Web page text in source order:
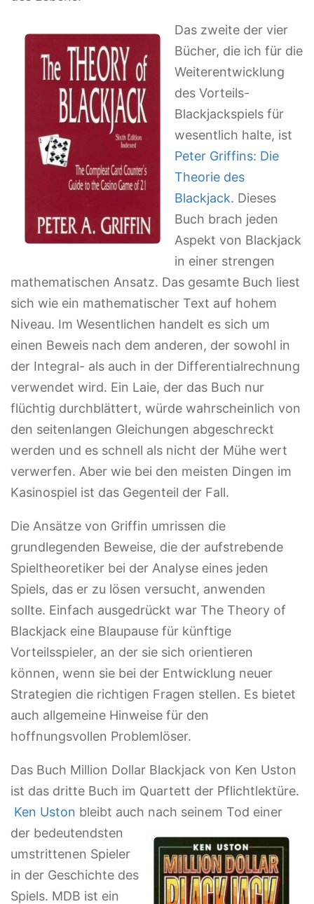
Das zweite der vier
Bücher, die ich für die
Weiterentwicklung
des Vorteils-
Blackjackspiels für
wesentlich halte, ist
Peter Griffins: Die
Theorie des
Blackjack. Dieses
Buch brach jeden
Aspekt von Blackjack
in einer strengen
mathematischen Ansatz. Das gesamte Buch liest
sich wie ein mathematischer Text auf hohem
Niveau. Im Wesentlichen handelt es sich um
einen Beweis nach dem anderen, der sowohl in
der Integral- als auch in der Differentialrechnung
verwendet wird. Ein Laie, der das Buch nur
flüchtig durchblättert, würde wahrscheinlich von
den seitenlangen Gleichungen abgeschreckt
werden und es schnell als nicht der Mühe wert
verwerfen. Aber wie bei den meisten Dingen im
Kasinospiel ist das Gegenteil der Fall.
Die Ansätze von Griffin umrissen die
grundlegenden Beweise, die der aufstrebende
Spieltheoretiker bei der Analyse eines jeden
Spiels, das er zu lösen versucht, anwenden
sollte. Einfach ausgedrückt war The Theory of
Blackjack eine Blaupause für künftige
Vorteilsspieler, an der sie sich orientieren
können, wenn sie bei der Entwicklung neuer
Strategien die richtigen Fragen stellen. Es bietet
auch allgemeine Hinweise für den
hoffnungsvollen Problemlöser.
Das Buch Million Dollar Blackjack von Ken Uston
ist das dritte Buch im Quartett der Pflichtlektüre.
Ken Uston bleibt auch nach seinem Tod einer
der bedeutendsten
umstrittenen Spieler
in der Geschichte des
Spiels. MDB ist ein